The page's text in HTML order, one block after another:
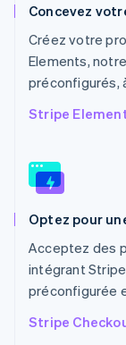
Concevez
Créez votre
Elements,
préconfigurés,
Stripe
Optez pour
Acceptez des
intégrant
préconfigurée
Stripe
Pays-Bas
Nederlands
Pologne
English
Portugal
Português
République
English
English
Royaume-
English
Singapour
English简体中
English